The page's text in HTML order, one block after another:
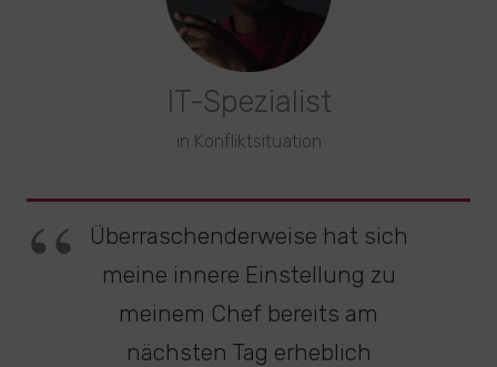
IT-Spezialist
in Konfliktsituation
Überraschenderweise hat sich
meine innere Einstellung zu
meinem Chef bereits am
nächsten Tag erheblich